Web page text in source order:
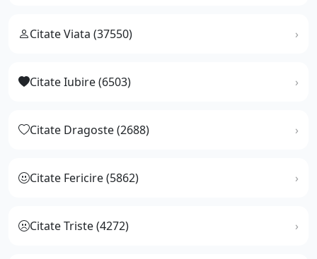
Citate Viata (37550)
Citate Iubire (6503)
Citate Dragoste (2688)
Citate Fericire (5862)
Citate Triste (4272)